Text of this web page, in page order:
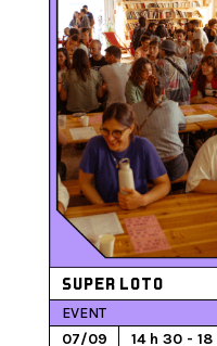
SUPER LOTO
07/09 14 h 30 -
EVENT